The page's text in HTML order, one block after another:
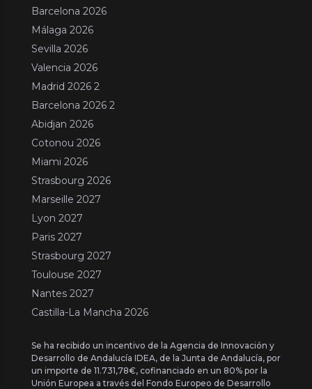
Barcelona 2026
Málaga 2026
Sevilla 2026
Valencia 2026
Madrid 2026 2
Barcelona 2026 2
Abidjan 2026
Cotonou 2026
Miami 2026
Strasbourg 2026
Marseille 2027
Lyon 2027
Paris 2027
Strasbourg 2027
Toulouse 2027
Nantes 2027
Castilla-La Mancha 2026
Se ha recibido un incentivo de la Agencia de Innovación y
Desarrollo de Andalucía IDEA, de la Junta de Andalucía, por
un importe de 11.731,78€, cofinanciado en un 80% por la
Unión Europea a través del Fondo Europeo de Desarrollo